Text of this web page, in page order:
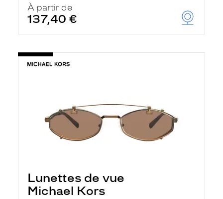
À partir de
137,40 €
Lunettes de vue
Michael Kors